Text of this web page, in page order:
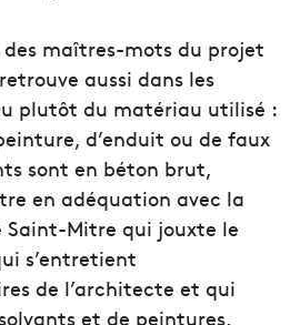
des maîtres-mots du projet
aussi dans les
plutôt du matériau utilisé :
d’enduit ou de faux
sont en béton brut,
en adéquation avec la
Saint-Mitre qui jouxte le
s’entretient
de l’architecte et qui
et de peintures,